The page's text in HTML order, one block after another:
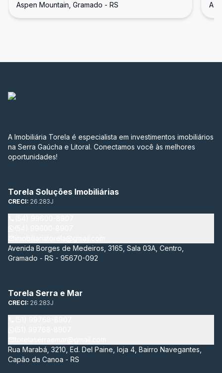
Aspen Mountain, Gramado - RS
A Imobiliária Torela é especialista em investimentos imobiliários
na Serra Gaúcha e Litoral. Conectamos você às melhores
oportunidades!
Torela Soluções Imobiliárias
CRECI: 26.283J
Avenida Borges de Medeiros, 3165, Sala 03A, Centro,
Gramado - RS - 95670-092
Torela Serra e Mar
CRECI: 26.283J
Rua Marabá, 3210, Ed. Del Paine, loja 4, Bairro Navegantes,
Capão da Canoa - RS